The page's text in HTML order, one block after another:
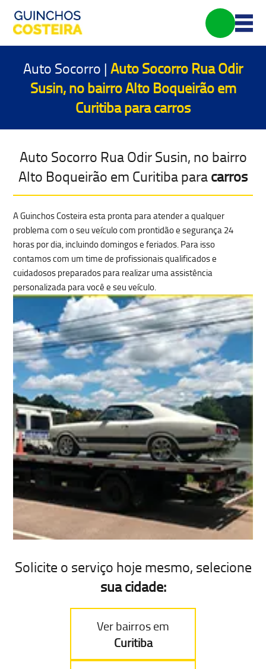
Auto Socorro | Auto Socorro Rua Odir
Susin, no bairro Alto Boqueirão em
Curitiba paracarros
Auto Socorro Rua Odir Susin, no bairro
Alto Boqueirão em Curitiba paracarros
A Guinchos Costeira esta pronta para atender a qualquer
problema com o seu veículo com prontidão e segurança 24
horas por dia, incluindo domingos e feriados. Para isso
contamos com um time de profissionais qualificados e
cuidadosos preparados para realizar umaassistência
personalizada para você e seu veículo.
Solicite o serviço hoje mesmo, selecione
sua cidade:
Ver bairros em
Curitiba